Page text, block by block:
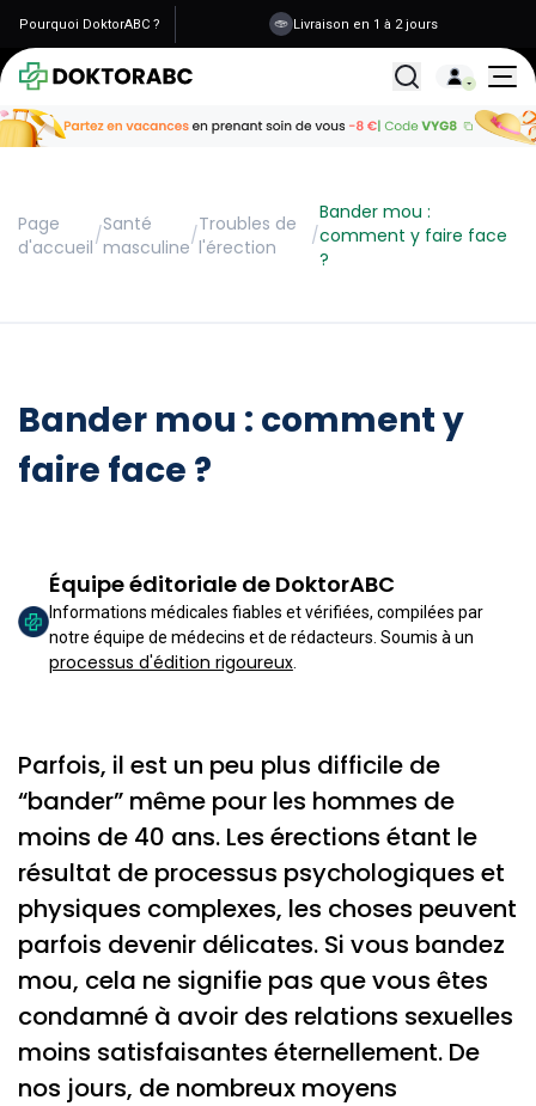
Pourquoi DoktorABC ? Livraison en 1 à 2 jours
Tous les
Page
d'accueil/Santé
masculine/Troubles de
l'érection
/
Bander mou :
comment y faire face
?
Bander mou : comment y
faire face ?
Équipe éditoriale de DoktorABC
Informations médicales fiables et vérifiées, compilées par
notre équipe de médecins et de rédacteurs. Soumis à un
processus d'édition rigoureux.
Parfois, il est un peu plus difficile de
“bander” même pour les hommes de
moins de 40 ans. Les érections étant le
résultat de processus psychologiques et
physiques complexes, les choses peuvent
parfois devenir délicates. Si vous bandez
mou, cela ne signifie pas que vous êtes
condamné à avoir des relations sexuelles
moins satisfaisantes éternellement. De
nos jours, de nombreux moyens